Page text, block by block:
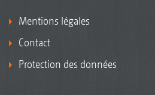
Mentions légales
Contact
Protection des données